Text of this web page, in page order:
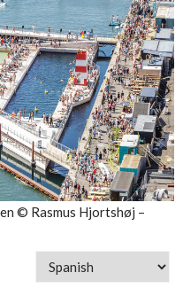
© Rasmus Hjortshøj –